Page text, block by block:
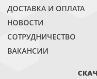
ДОСТАВКА И ОПЛАТА
НОВОСТИ
СОТРУДНИЧЕСТВО
ВАКАНСИИ